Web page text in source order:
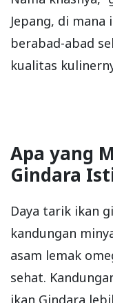
Jepang, di
berabad-abad
kualitas
Apa yang
Gindara
Daya tarik ikan
kandungan
asam lemak
sehat.
ikan Gindara